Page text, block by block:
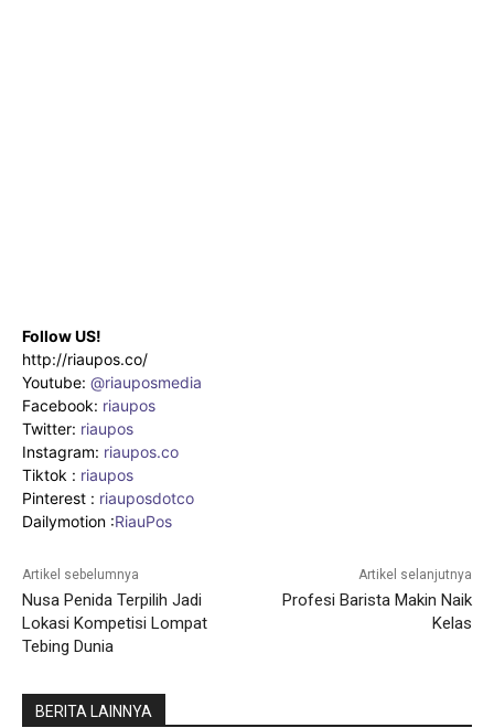
Follow US!
http://riaupos.co/
Youtube: @riauposmedia
Facebook: riaupos
Twitter: riaupos
Instagram: riaupos.co
Tiktok : riaupos
Pinterest : riauposdotco
Dailymotion :RiauPos
Artikel sebelumnya
Nusa Penida Terpilih Jadi
Lokasi Kompetisi Lompat
Tebing Dunia
Artikel selanjutnya
Profesi Barista Makin Naik
Kelas
BERITA LAINNYA